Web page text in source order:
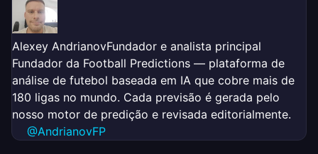
Alexey AndrianovFundador e analista principal
Fundador da Football Predictions — plataforma de
análise de futebol baseada em IA que cobre mais de
180 ligas no mundo. Cada previsão é gerada pelo
nosso motor de predição e revisada editorialmente.
@AndrianovFP